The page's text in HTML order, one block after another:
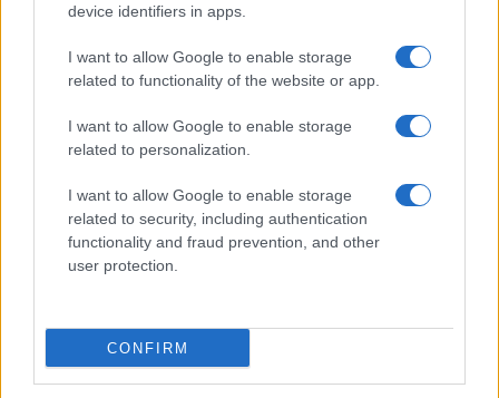
device identifiers in apps.
I want to allow Google to enable storage
related to functionality of the website or app.
I want to allow Google to enable storage
related to personalization.
I want to allow Google to enable storage
related to security, including authentication
functionality and fraud prevention, and other
user protection.
CONFIRM
Sportmagazine: notizie, approfondimenti e classifiche su
calcio, basket, tennis, ciclismo, motori, Formula 1,
nazionali e internazionali, gli highlight delle partite, le
interviste ai protagonisti e i risultati in tempo reale di tutte
le discipline che fanno emozionare gli appassionati di
SEZIONI
Tennis